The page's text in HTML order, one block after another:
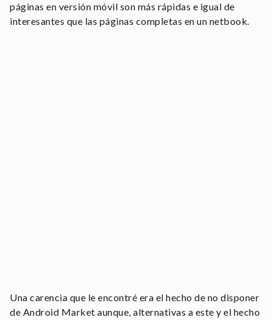
páginas en versión móvil son más rápidas e igual de
interesantes que las páginas completas en un netbook.
Una carencia que le encontré era el hecho de no disponer
de Android Market aunque, alternativas a este y el hecho